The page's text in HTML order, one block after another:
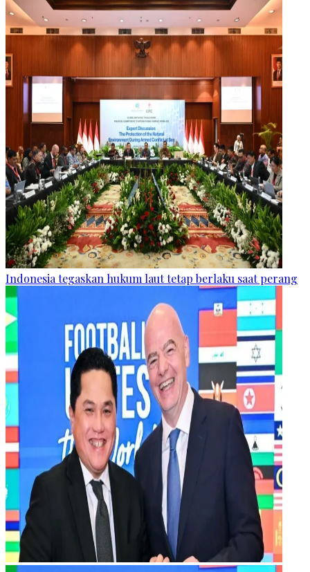
Indonesia tegaskan hukum laut tetap berlaku saat perang